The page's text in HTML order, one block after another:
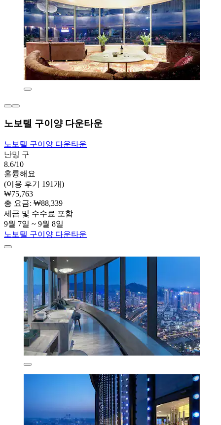
노보텔 구이양 다운타운
노보텔 구이양 다운타운
난밍 구
8.6/10
훌륭해요
(이용 후기 191개)
₩75,763
총 요금: ₩88,339
세금 및 수수료 포함
9월 7일 ~ 9월 8일
노보텔 구이양 다운타운